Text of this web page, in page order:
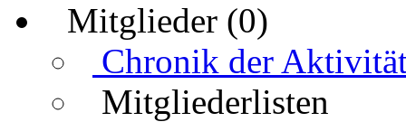
Mitglieder (0)
Chronik der
Mitgliederlisten